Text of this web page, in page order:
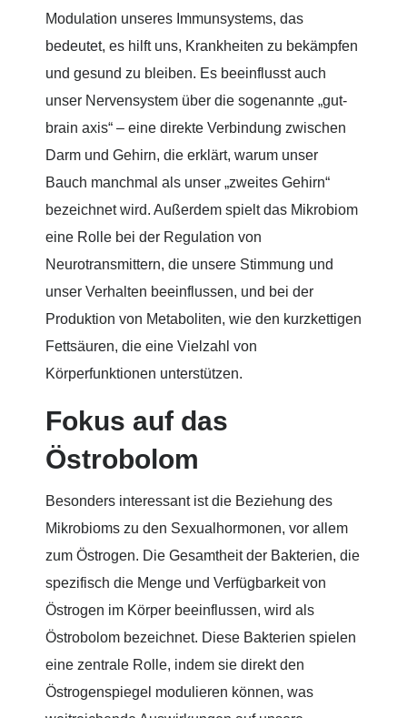
Modulation unseres Immunsystems, das
bedeutet, es hilft uns, Krankheiten zu bekämpfen
und gesund zu bleiben. Es beeinflusst auch
unser Nervensystem über die sogenannte „gut-
brain axis“ – eine direkte Verbindung zwischen
Darm und Gehirn, die erklärt, warum unser
Bauch manchmal als unser „zweites Gehirn“
bezeichnet wird. Außerdem spielt das Mikrobiom
eine Rolle bei der Regulation von
Neurotransmittern, die unsere Stimmung und
unser Verhalten beeinflussen, und bei der
Produktion von Metaboliten, wie den kurzkettigen
Fettsäuren, die eine Vielzahl von
Körperfunktionen unterstützen.
Fokus auf das
Östrobolom
Besonders interessant ist die Beziehung des
Mikrobioms zu den Sexualhormonen, vor allem
zum Östrogen. Die Gesamtheit der Bakterien, die
spezifisch die Menge und Verfügbarkeit von
Östrogen im Körper beeinflussen, wird als
Östrobolom bezeichnet. Diese Bakterien spielen
eine zentrale Rolle, indem sie direkt den
Östrogenspiegel modulieren können, was